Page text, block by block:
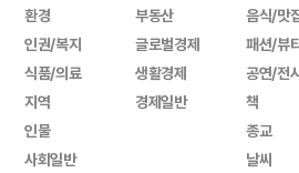
환경
인권/복지
식품/의료
지역
인물
사회일반
부동산
글로벌경제
생활경제
경제일반
음식/맛
패션/뷰
공연/전
책
종교
날씨